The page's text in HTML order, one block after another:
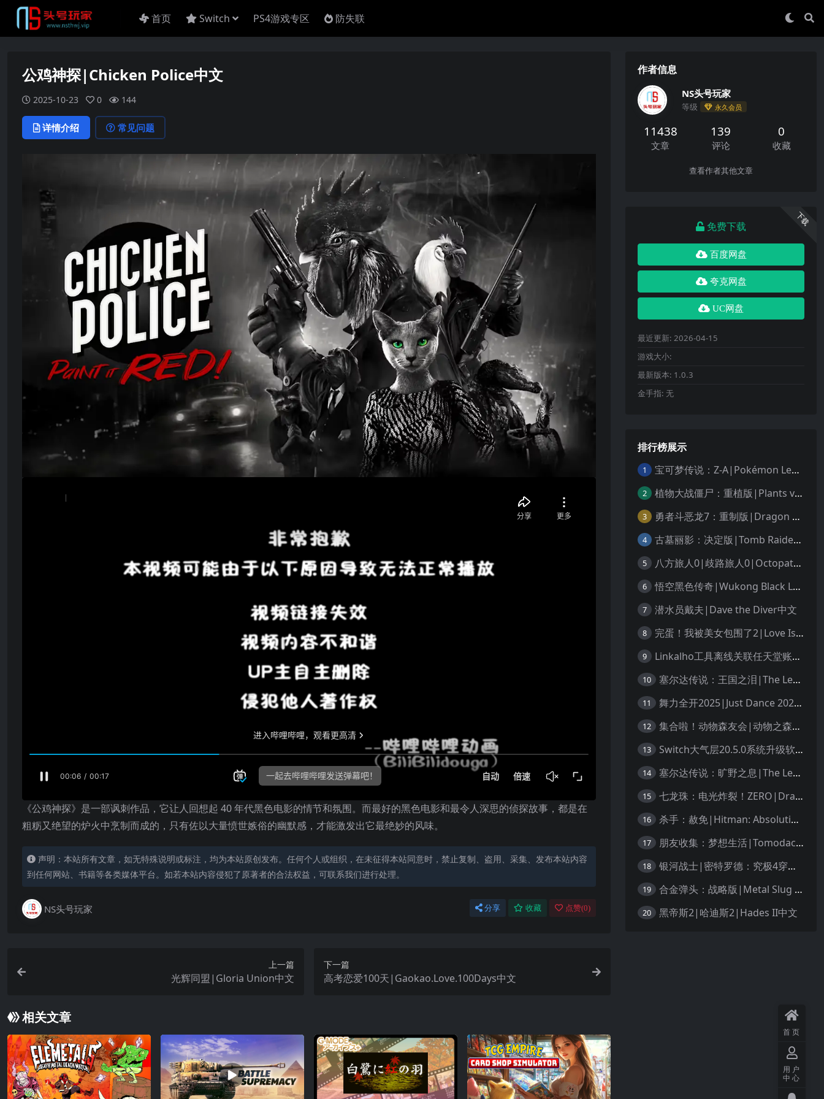
首页 Switch PS4游戏专区 防失联
公鸡神探|Chicken Police中文
2025-10-23 0 144
详情介绍 常见问题
《公鸡神探》是一部讽刺作品，它让人回想起 40 年代黑色电影的情节和氛围。而最好的黑色电影和最令人深思的侦探故事，都是在
粗粝又绝望的炉火中烹制而成的，只有佐以大量愤世嫉俗的幽默感，才能激发出它最绝妙的风味。
声明：本站所有文章，如无特殊说明或标注，均为本站原创发布。任何个人或组织，在未征得本站同意时，禁止复制、盗用、采集、发布本站内容
到任何网站、书籍等各类媒体平台。如若本站内容侵犯了原著者的合法权益，可联系我们进行处理。
NS头号玩家 分享 收藏 点赞(0)
上一篇
光辉同盟|Gloria Union中文
下一篇
高考恋爱100天|Gaokao.Love.100Days中文
相关文章
作者信息
NS头号玩家
等级 永久会员
11438
文章
139
评论
0
收藏
查看作者其他文章
下载
免费下载
百度网盘
夸克网盘
UC网盘
最近更新: 2026-04-15
游戏大小:
最新版本: 1.0.3
金手指: 无
排行榜展示
1 宝可梦传说：Z-A|Pokémon Legends: Z-A中文
2 植物大战僵尸：重植版|Plants vs. Zombies: Replanted中文
3 勇者斗恶龙7：重制版|Dragon Quest VII Reimagined中文
4 古墓丽影：决定版|Tomb Raider: Definitive Edition中文
5 八方旅人0|歧路旅人0|Octopath Traveler 0中文
6 悟空黑色传奇|Wukong Black Legend
7 潜水员戴夫|Dave the Diver中文
8 完蛋！我被美女包围了2|Love Is All Around 2中文
9 Linkalho工具离线关联任天堂账户教程
10 塞尔达传说：王国之泪|The Legend of Zelda: Tears of the Kingdom中文
11 舞力全开2025|Just Dance 2025中文
12 集合啦！动物森友会|动物之森|Animal Crossing: New Horizons中文
13 Switch大气层20.5.0系统升级软硬破通用教程
14 塞尔达传说：旷野之息|The Legend of Zelda: Breath of the Wild中文
15 七龙珠：电光炸裂！ZERO|Dragon Ball: Sparking! Zero中文
16 杀手：赦免|Hitman: Absolution汉化
17 朋友收集：梦想生活|Tomodachi Life: Living the Dream中文
18 银河战士|密特罗德：究极4穿越未知|Metroid Prime 4: Beyond中文
19 合金弹头：战略版|Metal Slug Tactics中文
20 黑帝斯2|哈迪斯2|Hades II中文
首页
用户
中心